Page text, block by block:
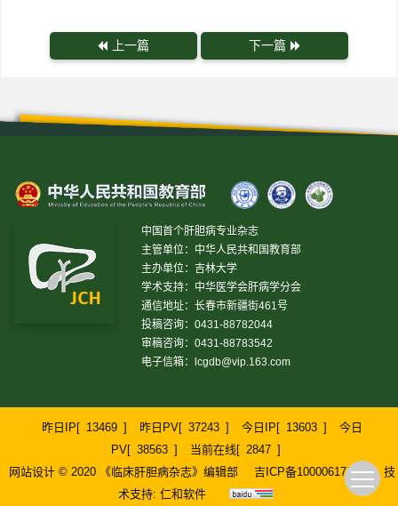
上一篇 下一篇
中国首个肝胆病专业杂志
主管单位：中华人民共和国教育部
主办单位：吉林大学
学术支持：中华医学会肝病学分会
通信地址：长春市新疆街461号
投稿咨询：0431-88782044
审稿咨询：0431-88783542
电子信箱：
lcgdb@vip.163.com
昨日IP[ 13469 ] 昨日PV[ 37243 ] 今日IP[ 13603 ]
今日
PV[ 38563 ] 当前在线[ 2847 ]
网站设计 © 2020 《临床肝胆病杂志》编辑部
吉ICP备10000617号-1
技
术支持: 仁和软件